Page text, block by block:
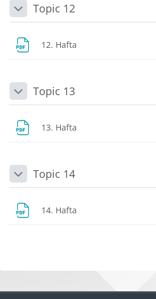
DaraltTopic 12
12. Hafta
DaraltTopic 13
13. Hafta
DaraltTopic 14
14. Hafta